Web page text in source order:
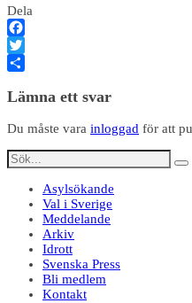
Dela
Facebook
Twitter
Lämna ett svar
Du måste vara inloggad för att
Asylsökande
Val i Sverige
Meddelande
Arkiv
Idrott
Svenska Press
Bli medlem
Kontakt